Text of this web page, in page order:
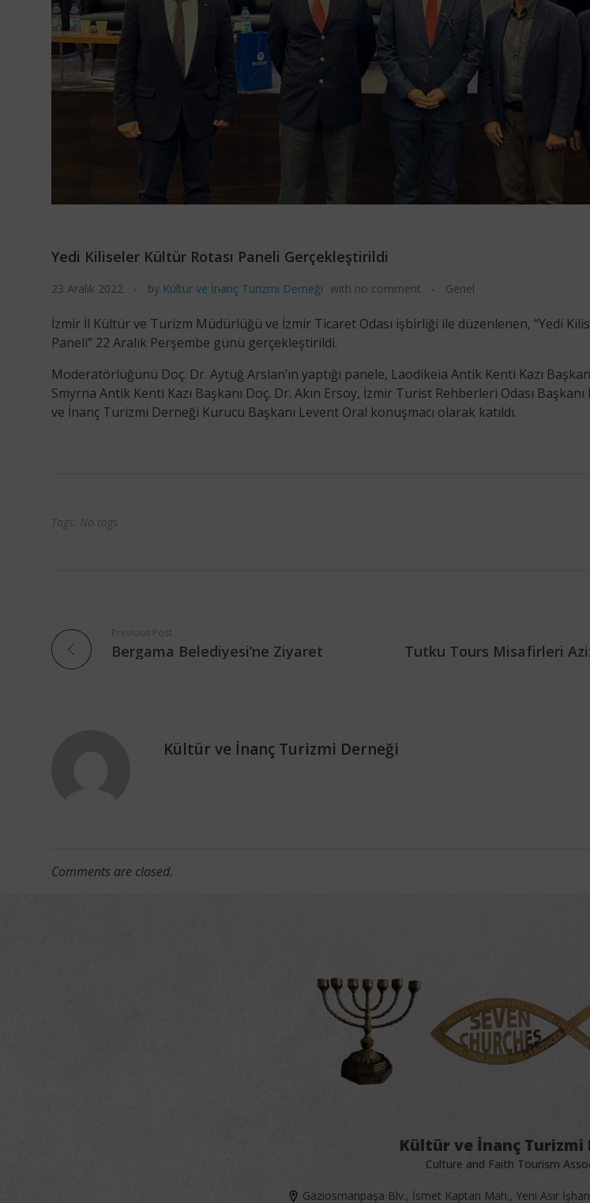
Yedi Kiliseler Kültür Rotası Paneli Gerçekleştirildi
23 Aralık 2022 by Kültür ve İnanç Turizmi Derneği with no comment Genel
İzmir İl Kültür ve Turizm Müdürlüğü ve İzmir Ticaret Odası işbirliği ile düzenlenen, “Yedi
Paneli” 22 Aralık Perşembe günü gerçekleştirildi.
Moderatörlüğünü Doç. Dr. Aytuğ Arslan’ın yaptığı panele, Laodikeia Antik Kenti Kazı
Smyrna Antik Kenti Kazı Başkanı Doç. Dr. Akın Ersoy, İzmir Turist Rehberleri Odası
ve İnanç Turizmi Derneği Kurucu Başkanı Levent Oral konuşmacı olarak katıldı.
Tags: No tags
Previous Post
Bergama Belediyesi’ne Ziyaret
Kültür ve İnanç Turizmi Derneği
Comments are closed.
Kültür ve İnanç Turizmi
Culture and Faith Tourism
Gaziosmanpaşa Blv., İsmet Kaptan Mah., Yeni Asır